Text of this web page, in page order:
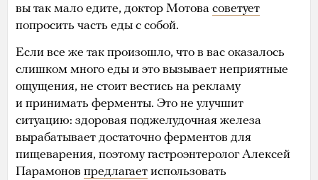
вы так мало едите, доктор Мотова советует
попросить часть еды с собой.
Если все же так произошло, что в вас оказалось
слишком много еды и это вызывает неприятные
ощущения, не стоит вестись на рекламу
и принимать ферменты. Это не улучшит
ситуацию: здоровая поджелудочная железа
вырабатывает достаточно ферментов для
пищеварения, поэтому гастроэнтеролог Алексей
Парамонов предлагает использовать